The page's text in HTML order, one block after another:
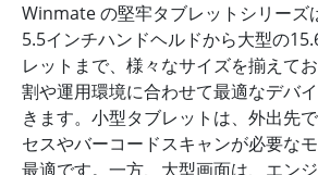
Winmate の堅牢タブレットシリーズ
5.5インチハンドヘルドから大型の
レットまで、様々なサイズを揃えて
割や運用環境に合わせて最適なデバ
きます。小型タブレットは、外出先
セスやバーコードスキャンが必要な
最適です。一方、大型画面は、エン